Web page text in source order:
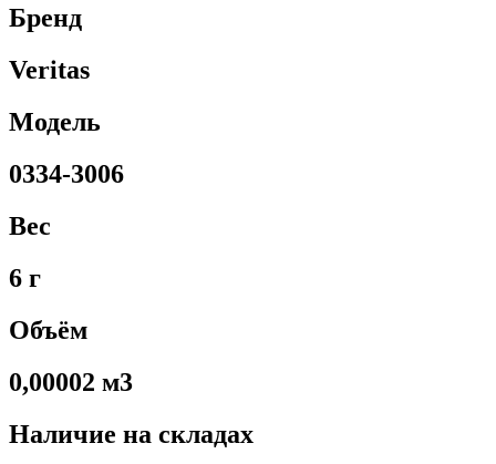
Бренд
Veritas
Модель
0334-3006
Вес
6 г
Объём
0,00002 м3
Наличие на складах